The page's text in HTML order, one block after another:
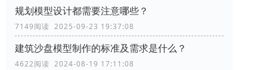
规划模型设计都需要注意哪些？
7149阅读 2025-09-23 19:37:08
建筑沙盘模型制作的标准及需求是什么？
4622阅读 2024-08-19 17:11:08